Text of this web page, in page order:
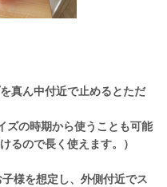
真ん中付近で止めるとただ
ズの時期から使うことも可能
るので長く使えます。）
様を想定し、外側付近でス